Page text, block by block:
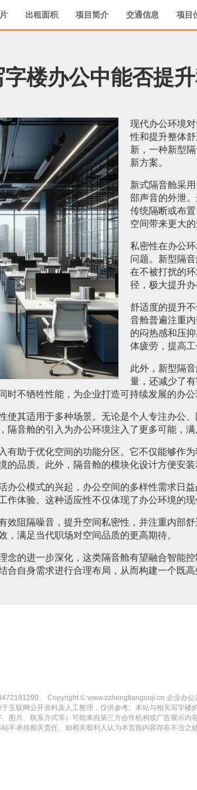
出租面积 项目简介 交通信息 项目
楼办公中能否提
现代办公环境
性和提升整体
新，一种新型
新方案。
新式隔音舱采
部声音的外泄
传统隔断或布
空间带来更大的
私密性在办公
问题。新型隔
在不被打扰的
径，极大提升办
舒适度的提升
音舱普遍注重
的闷热感和压
体疲劳，提高工
此外，新型隔
量，还减少了
时不牺牲性能，为企业打造可持续发展的办公
使其适用于多种场景。无论是个人专注办公
隔音舱的引入为办公环境注入了更多可能，
有助于优化空间的功能分区。它不仅能够作
的品质。此外，隔音舱的模块化设计方便安
办公模式的兴起，办公空间的多样性需求日
作体验。这种适应性不仅体现了办公环境的
效阻隔噪音，提升空间私密性，并注重内部
，满足当代职场对空间品质的更高期待。
念的进一步深化，这类隔音舱有望融合智能
合自身需求进行合理布局，从而构建一个既高
Copyright © www.zzhengtianguoji.cn 企业办
互联网公开资料及人工整理，仅供参考。本站与相关写字
图片、联系方式等）可能来自第三方合作机构或广告展示
不承担相关责任。如相关权利人认为本页面内容存在不当